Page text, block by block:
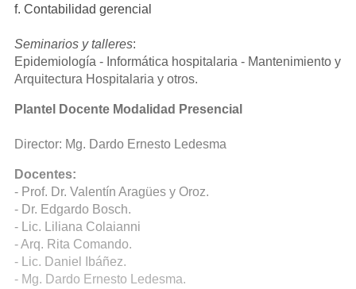
f. Contabilidad gerencial
Seminarios y talleres:
Epidemiología - Informática hospitalaria - Mantenimiento y
Arquitectura Hospitalaria y otros.
Plantel Docente Modalidad Presencial
Director: Mg. Dardo Ernesto Ledesma
Docentes:
- Prof. Dr. Valentín Aragües y Oroz.
- Dr. Edgardo Bosch.
- Lic. Liliana Colaianni
- Arq. Rita Comando.
- Lic. Daniel Ibáñez.
- Mg. Dardo Ernesto Ledesma.